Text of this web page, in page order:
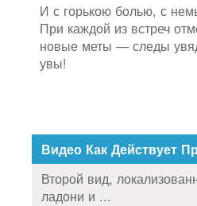
И с горькою болью, с
При каждой из встреч
новые меты — следы
увы!
Видео Как Действует
Второй вид,
ладони и ...